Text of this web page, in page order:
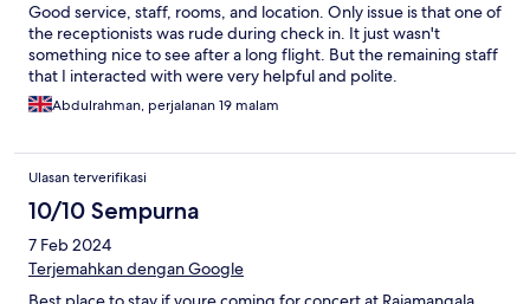
Good service, staff, rooms, and location. Only issue is that one of
the receptionists was rude during check in. It just wasn't
something nice to see after a long flight. But the remaining staff
that I interacted with were very helpful and polite.
Abdulrahman, perjalanan 19 malam
Ulasan terverifikasi
10/10 Sempurna
7 Feb 2024
Terjemahkan dengan Google